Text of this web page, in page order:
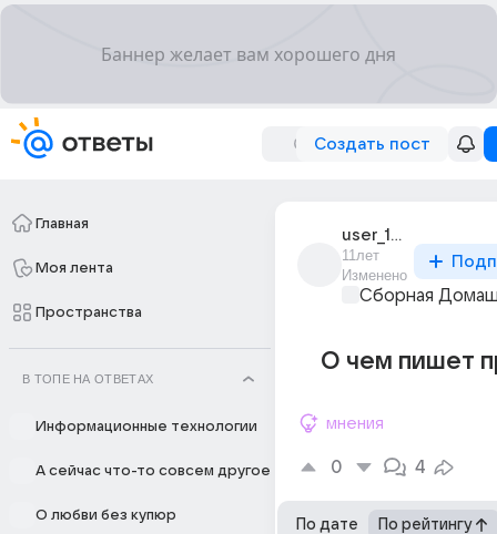
Создать пост
Главная
Моя лента
Пространства
В ТОПЕ НА ОТВЕТАХ
Информационные технологии
А сейчас что-то совсем другое
О любви без купюр
user_195026283
11лет
Изменено
Сборная
О чем пишет
мнения
0 4
По дате По рейтингу